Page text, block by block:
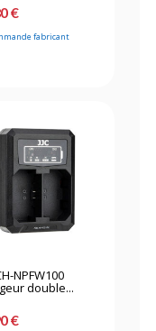
€
fabricant
NPFW100
double...
€